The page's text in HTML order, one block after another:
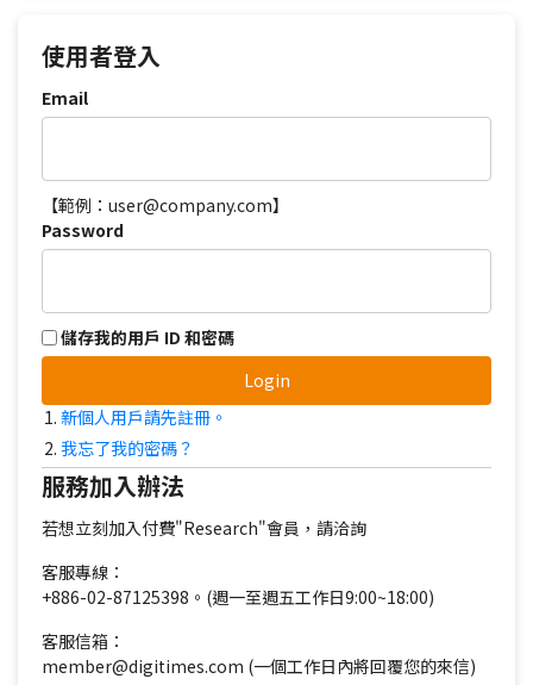
使用者登入
Email
【範例：user@company.com】
Password
儲存我的用戶 ID 和密碼
Login
新個人用戶請先註冊。
我忘了我的密碼？
服務加入辦法
若想立刻加入付費"Research"會員，請洽詢
客服專線：
+886-02-87125398。(週一至週五工作日9:00~18:00)
客服信箱：
member@digitimes.com (一個工作日內將回覆您的來信)